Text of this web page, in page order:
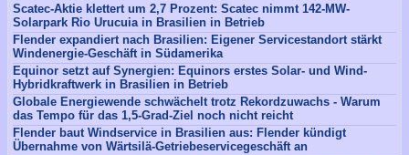
Scatec-Aktie klettert um 2,7 Prozent: Scatec nimmt 142-MW-
Solarpark Rio Urucuia in Brasilien in Betrieb
Flender expandiert nach Brasilien: Eigener Servicestandort stärkt
Windenergie-Geschäft in Südamerika
Equinor setzt auf Synergien: Equinors erstes Solar- und Wind-
Hybridkraftwerk in Brasilien in Betrieb
Globale Energiewende schwächelt trotz Rekordzuwachs - Warum
das Tempo für das 1,5-Grad-Ziel noch nicht reicht
Flender baut Windservice in Brasilien aus: Flender kündigt
Übernahme von Wärtsilä-Getriebeservicegeschäft an